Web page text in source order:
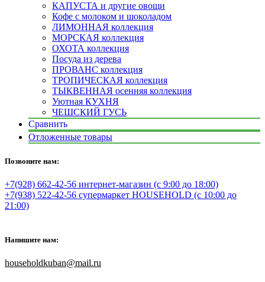
КАПУСТА и другие овощи
Кофе с молоком и шоколадом
ЛИМОННАЯ коллекция
МОРСКАЯ коллекция
ОХОТА коллекция
Посуда из дерева
ПРОВАНС коллекция
ТРОПИЧЕСКАЯ коллекция
ТЫКВЕННАЯ осенняя коллекция
Уютная КУХНЯ
ЧЕШСКИЙ ГУСЬ
Сравнить
Отложенные товары
Позвоните нам:
+7(928) 662-42-56 интернет-магазин (с 9:00 до 18:00)
+7(938) 522-42-56 супермаркет HOUSEHOLD (с 10:00 до
21:00)
Напишите нам:
householdkuban@mail.ru